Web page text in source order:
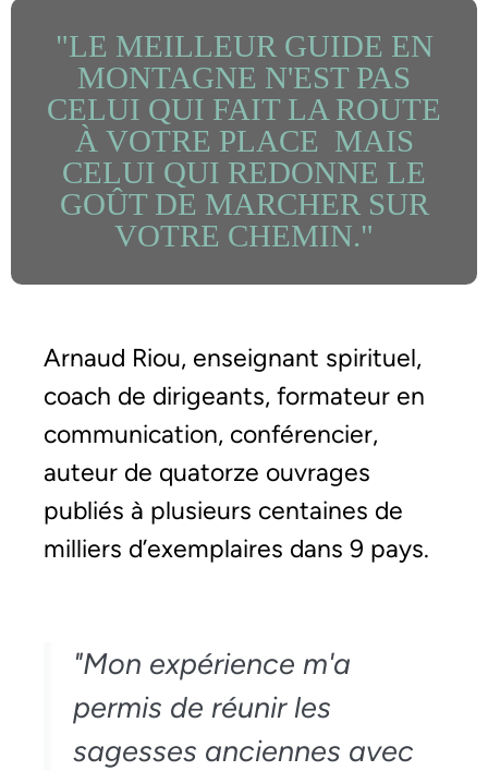
"LE MEILLEUR GUIDE EN
MONTAGNE N'EST PAS
CELUI QUI FAIT LA ROUTE
À VOTRE PLACE MAIS
CELUI QUI REDONNE LE
GOÛT DE MARCHER SUR
VOTRE CHEMIN."
Arnaud Riou, enseignant spirituel,
coach de dirigeants, formateur en
communication, conférencier,
auteur de quatorze ouvrages
publiés à plusieurs centaines de
milliers d’exemplaires dans 9 pays.
"Mon expérience m'a
permis de réunir les
sagesses anciennes avec